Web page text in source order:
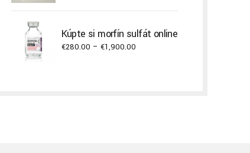
through
Kúpte si morfín sulfát online
€280.00 – €1,900.00Price